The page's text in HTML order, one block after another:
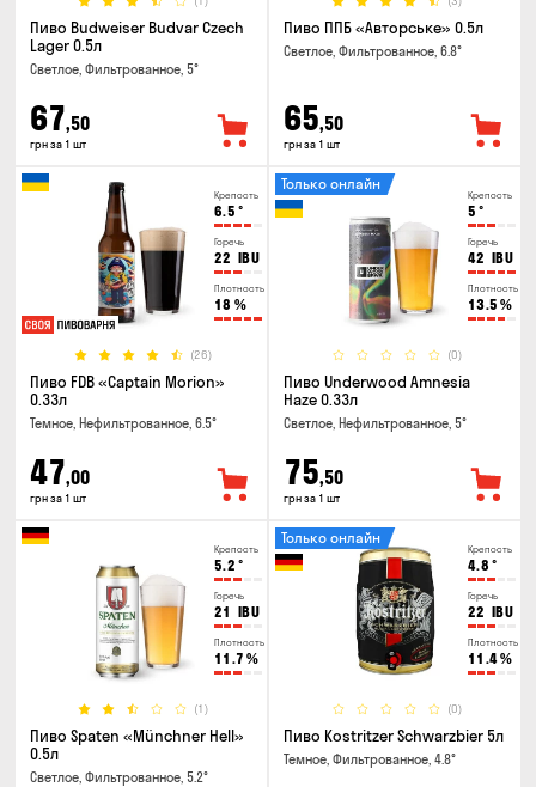
Пиво Budweiser Budvar Czech
Lager 0.5л
Светлое, Фильтрованное, 5°
67,50
грн за 1 шт
Пиво ППБ «Авторське» 0.5л
Светлое, Фильтрованное, 6.8°
65,50
грн за 1 шт
Крепость
6.5 °
Горечь
22 IBU
Плотность
18 %
(26)
Пиво FDB «Captain Morion»
0.33л
Темное, Нефильтрованное, 6.5°
47,00
грн за 1 шт
Крепость
5 °
Горечь
42 IBU
Плотность
13.5 %
(0)
Только онлайн
Пиво Underwood Amnesia
Haze 0.33л
Светлое, Нефильтрованное, 5°
75,50
грн за 1 шт
Крепость
5.2 °
Горечь
21 IBU
Плотность
11.7 %
(1)
Пиво Spaten «Münchner Hell»
0.5л
Светлое, Фильтрованное, 5.2°
Крепость
4.8 °
Горечь
22 IBU
Плотность
11.4%
(0)
Только онлайн
Пиво Kostritzer Schwarzbier 5л
Темное, Фильтрованное, 4.8°